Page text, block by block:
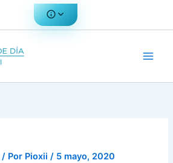
/ Por Pioxii/ 5 mayo, 2020